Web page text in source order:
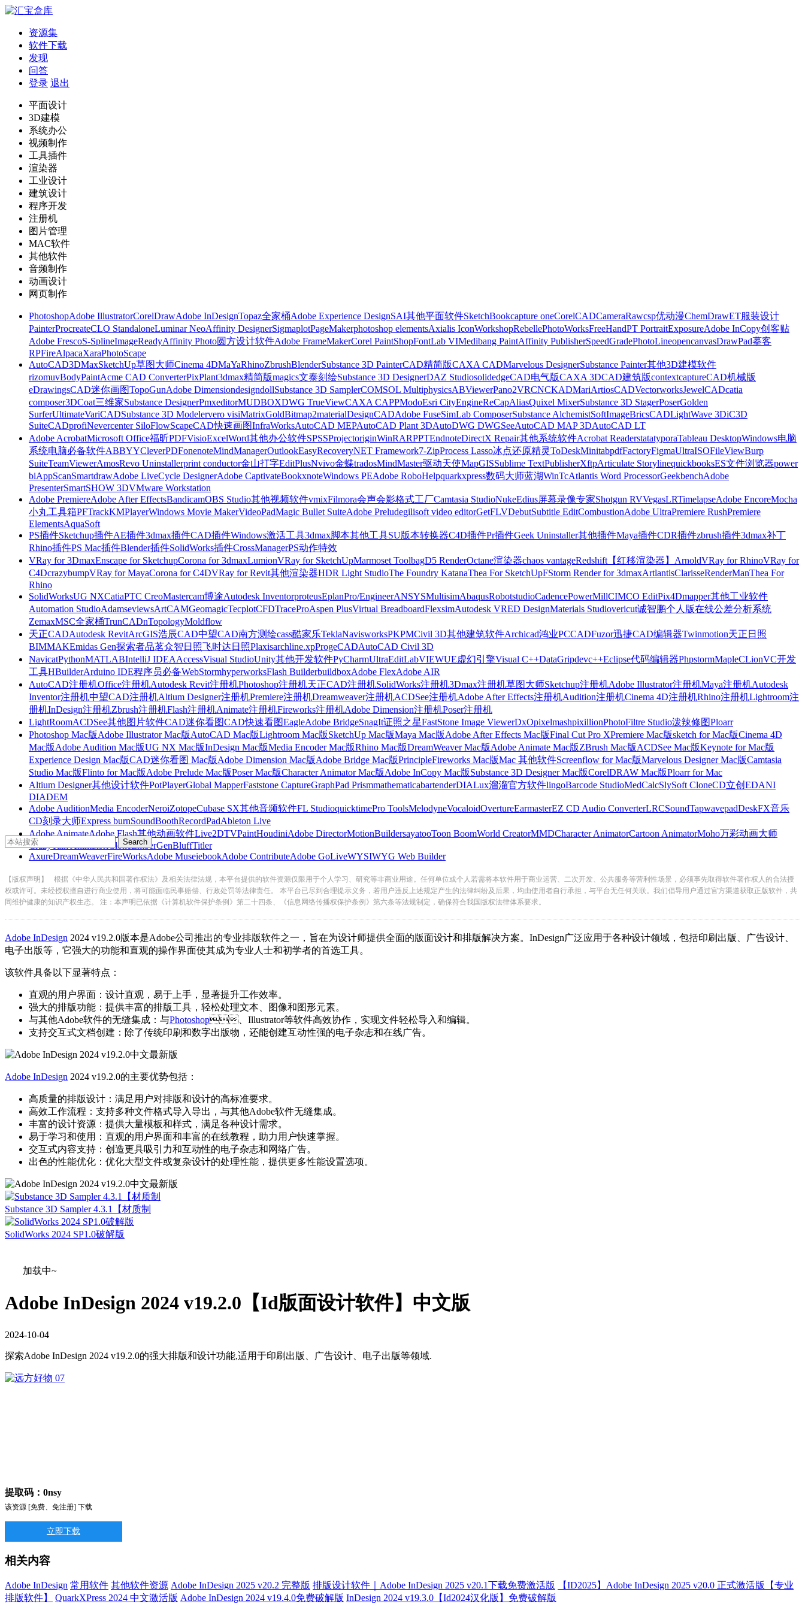
资源集
软件下载
发现
问答
登录 退出
平面设计
3D建模
系统办公
视频制作
工具插件
渲染器
工业设计
建筑设计
程序开发
注册机
图片管理
MAC软件
其他软件
音频制作
动画设计
网页制作
PhotoshopAdobe IllustratorCorelDrawAdobe InDesignTopaz全家桶Adobe Experience DesignSAI其他平面软件SketchBookcapture oneCorelCADCameraRawcsp优动漫ChemDrawET服装设计
PainterProcreateCLO StandaloneLuminar NeoAffinity DesignerSigmaplotPageMakerphotoshop elementsAxialis IconWorkshopRebellePhotoWorksFreeHandPT PortraitExposureAdobe InCopy创客贴
Adobe FrescoS-SplineImageReadyAffinity Photo圆方设计软件Adobe FrameMakerCorel PaintShopFontLab VIMedibang PaintAffinity PublisherSpeedGradePhotoLineopencanvasDrawPad摹客
RPFireAlpacaXaraPhotoScape
AutoCAD3DMaxSketchUp草图大师Cinema 4DMaYaRhinoZbrushBlenderSubstance 3D PainterCAD精简版CAXA CADMarvelous DesignerSubstance Painter其他3D建模软件
rizomuvBodyPaintAcme CAD ConverterPixPlant3dmax精简版magics文泰刻绘Substance 3D DesignerDAZ StudiosolidedgeCAD电气版CAXA 3DCAD建筑版contextcaptureCAD机械版
eDrawingsCAD迷你画图TopoGunAdobe DimensiondesigndollSubstance 3D SamplerCOMSOL MultiphysicsABViewerPano2VRCNCKADMariArtiosCADVectorworksJewelCADcatia
composer3DCoat三维家Substance DesignerPmxeditorMUDBOXDWG TrueViewCAXA CAPPModoEsri CityEngineReCapAliasQuixel MixerSubstance 3D StagerPoserGolden
SurferUltimateVariCADSubstance 3D Modelervero visiMatrixGoldBitmap2materialDesignCADAdobe FuseSimLab ComposerSubstance AlchemistSoftImageBricsCADLightWave 3DiC3D
SuiteCADprofiNevercenter SiloFlowScapeCAD快速画图InfraWorksAutoCAD MEPAutoCAD Plant 3DAutoDWG DWGSeeAutoCAD MAP 3DAutoCAD LT
Adobe AcrobatMicrosoft Office福昕PDFVisioExcelWord其他办公软件SPSSProjectoriginWinRARPPTEndnoteDirectX Repair其他系统软件Acrobat ReaderstatatyporaTableau DesktopWindows电脑
系统电脑必备软件ABBYYCleverPDFonenoteMindManagerOutlookEasyRecoveryNET Framework7-ZipProcess Lasso冰点还原精灵ToDeskMinitabpdfFactoryFigmaUltraISOFileViewBurp
SuiteTeamViewerAmosRevo Uninstallerprint conductor金山打字EditPlusNvivo金蝶tradosMindMaster驱动天使MapGISSublime TextPublisherXftpArticulate StorylinequickbooksES文件浏览器power
biAppScanSmartdrawAdobe LiveCycle DesignerAdobe CaptivateBookxnoteWindows PEAdobe RoboHelpquarkxpress数码大师蓝湖WinTcAtlantis Word ProcessorGeekbenchAdobe
PresenterSmartSHOW 3DVMware Workstation
Adobe PremiereAdobe After EffectsBandicamOBS Studio其他视频软件vmixFilmora会声会影格式工厂Camtasia StudioNukeEdius屏幕录像专家Shotgun RVVegasLRTimelapseAdobe EncoreMocha
小丸工具箱PFTrackKMPlayerWindows Movie MakerVideoPadMagic Bullet SuiteAdobe Preludegilisoft video editorGetFLVDebutSubtitle EditCombustionAdobe UltraPremiere RushPremiere
ElementsAquaSoft
PS插件Sketchup插件AE插件3dmax插件CAD插件Windows激活工具3dmax脚本其他工具SU版本转换器C4D插件Pr插件Geek Uninstaller其他插件Maya插件CDR插件zbrush插件3dmax补丁
Rhino插件PS Mac插件Blender插件SolidWorks插件CrossManagerPS动作特效
VRay for 3DmaxEnscape for SketchupCorona for 3dmaxLumionVRay for SketchUpMarmoset ToolbagD5 RenderOctane渲染器chaos vantageRedshift【红移渲染器】 ArnoldVRay for RhinoVRay for
C4DcrazybumpVRay for MayaCorona for C4DVRay for Revit其他渲染器HDR Light StudioThe Foundry KatanaThea For SketchUpFStorm Render for 3dmaxArtlantisClarisseRenderManThea For
Rhino
SolidWorksUG NXCatiaPTC CreoMastercam博途Autodesk InventorproteusEplanPro/EngineerANSYSMultisimAbaqusRobotstudioCadencePowerMillCIMCO EditPix4Dmapper其他工业软件
Automation StudioAdamseviewsArtCAMGeomagicTecplotCFDTraceProAspen PlusVirtual BreadboardFlexsimAutodesk VRED DesignMaterials Studiovericut诚智鹏个人版在线公差分析系统
ZemaxMSC全家桶TrunCADnTopologyMoldflow
天正CADAutodesk RevitArcGIS浩辰CAD中望CAD南方测绘cass酷家乐TeklaNavisworksPKPMCivil 3D其他建筑软件Archicad鸿业PCCADFuzor迅捷CAD编辑器Twinmotion天正日照
BIMMAKEmidas Gen探索者品茗众智日照飞时达日照Plaxisarchline.xpProgeCADAutoCAD Civil 3D
NavicatPythonMATLABIntelliJ IDEAAccessVisual StudioUnity其他开发软件PyCharmUltraEditLabVIEWUE虚幻引擎Visual C++DataGripdevc++Eclipse代码编辑器PhpstormMapleCLionVC开发
工具HBuilderArduino IDE程序员必备WebStormhyperworksFlash BuilderbuildboxAdobe FlexAdobe AIR
AutoCAD注册机Office注册机Autodesk Revit注册机Photoshop注册机天正CAD注册机SolidWorks注册机3Dmax注册机草图大师Sketchup注册机Adobe Illustrator注册机Maya注册机Autodesk
Inventor注册机中望CAD注册机Altium Designer注册机Premiere注册机Dreamweaver注册机ACDSee注册机Adobe After Effects注册机Audition注册机Cinema 4D注册机Rhino注册机Lightroom注
册机InDesign注册机Zbrush注册机Flash注册机Animate注册机Fireworks注册机Adobe Dimension注册机Poser注册机
LightRoomACDSee其他图片软件CAD迷你看图CAD快速看图EagleAdobe BridgeSnagIt证照之星FastStone Image ViewerDxOpixelmashpixillionPhotoFiltre Studio泼辣修图Ploarr
Photoshop Mac版Adobe Illustrator Mac版AutoCAD Mac版Lightroom Mac版SketchUp Mac版Maya Mac版Adobe After Effects Mac版Final Cut Pro XPremiere Mac版sketch for Mac版Cinema 4D
Mac版Adobe Audition Mac版UG NX Mac版InDesign Mac版Media Encoder Mac版Rhino Mac版DreamWeaver Mac版Adobe Animate Mac版ZBrush Mac版ACDSee Mac版Keynote for Mac版
Experience Design Mac版CAD迷你看图 Mac版Adobe Dimension Mac版Adobe Bridge Mac版PrincipleFireworks Mac版Mac 其他软件Screenflow for Mac版Marvelous Designer Mac版Camtasia
Studio Mac版Flinto for Mac版Adobe Prelude Mac版Poser Mac版Character Animator Mac版Adobe InCopy Mac版Substance 3D Designer Mac版CorelDRAW Mac版Ploarr for Mac
Altium Designer其他设计软件PotPlayerGlobal MapperFaststone CaptureGraphPad PrismmathematicabartenderDIALux溜溜官方软件lingoBarcode StudioMedCalcSlySoft CloneCD立创EDANI
DIADEM
Adobe AuditionMedia EncoderNeroiZotopeCubase SX其他音频软件FL StudioquicktimePro ToolsMelodyneVocaloidOvertureEarmasterEZ CD Audio ConverterLRCSoundTapwavepadDeskFX音乐
CD刻录大师Express burnSoundBoothRecordPadAbleton Live
Adobe AnimateAdobe Flash其他动画软件Live2DTVPaintHoudiniAdobe DirectorMotionBuildersayatooToon BoomWorld CreatorMMDCharacter AnimatorCartoon AnimatorMoho万彩动画大师
CrazyTalk AnimatoriCloneEmberGenBluffTitler
AxureDreamWeaverFireWorksAdobe MuseiebookAdobe ContributeAdobe GoLiveWYSIWYG Web Builder
【版权声明】
根据《中华人民共和国著作权法》及相关法律法规，本平台提供的软件资源仅限用于个人学习、研究等非商业用途。任何单位或个人若需将本软件用于商业运营、二次开发、公共服务等营利性场景，必须事先取得软件著作权人的合法授
权或许可。未经授权擅自进行商业使用，将可能面临民事赔偿、行政处罚等法律责任。 本平台已尽到合理提示义务，若用户违反上述规定产生的法律纠纷及后果，均由使用者自行承担，与平台无任何关联。我们倡导用户通过官方渠道获取正版软件，共
同维护健康的知识产权生态。 注：本声明已依据《计算机软件保护条例》第二十四条、《信息网络传播权保护条例》第六条等法规制定，确保符合我国版权法律体系要求。
Adobe InDesign 2024 v19.2.0版本是Adobe公司推出的专业排版软件之一，旨在为设计师提供全面的版面设计和排版解决方案。InDesign广泛应用于各种设计领域，包括印刷出版、广告设计、
电子出版等，它强大的功能和直观的操作界面使其成为专业人士和初学者的首选工具。
该软件具备以下显著特点：
直观的用户界面：设计直观，易于上手，显著提升工作效率。
强大的排版功能：提供丰富的排版工具，轻松处理文本、图像和图形元素。
与其他Adobe软件的无缝集成：与Photoshop、Illustrator等软件高效协作，实现文件轻松导入和编辑。
支持交互式文档创建：除了传统印刷和数字出版物，还能创建互动性强的电子杂志和在线广告。
Adobe InDesign 2024 v19.2.0的主要优势包括：
高质量的排版设计：满足用户对排版和设计的高标准要求。
高效工作流程：支持多种文件格式导入导出，与其他Adobe软件无缝集成。
丰富的设计资源：提供大量模板和样式，满足各种设计需求。
易于学习和使用：直观的用户界面和丰富的在线教程，助力用户快速掌握。
交互式内容支持：创造更具吸引力和互动性的电子杂志和网络广告。
出色的性能优化：优化大型文件或复杂设计的处理性能，提供更多性能设置选项。
Substance 3D Sampler 4.3.1【材质制
SolidWorks 2024 SP1.0破解版
加载中~
Adobe InDesign 2024 v19.2.0【Id版面设计软件】中文版
2024-10-04
探索Adobe InDesign 2024 v19.2.0的强大排版和设计功能,适用于印刷出版、广告设计、电子出版等领域.
提取码：0nsy
该资源 [免费、免注册] 下载
立即下载
相关内容
Adobe InDesign 常用软件 其他软件资源 Adobe InDesign 2025 v20.2 完整版 排版设计软件｜Adobe InDesign 2025 v20.1下载免费激活版
【ID2025】Adobe InDesign 2025 v20.0 正式激活版【专业
排版软件】
QuarkXPress 2024 中文激活版 Adobe InDesign 2024 v19.4.0免费破解版 InDesign 2024 v19.3.0【Id2024汉化版】免费破解版